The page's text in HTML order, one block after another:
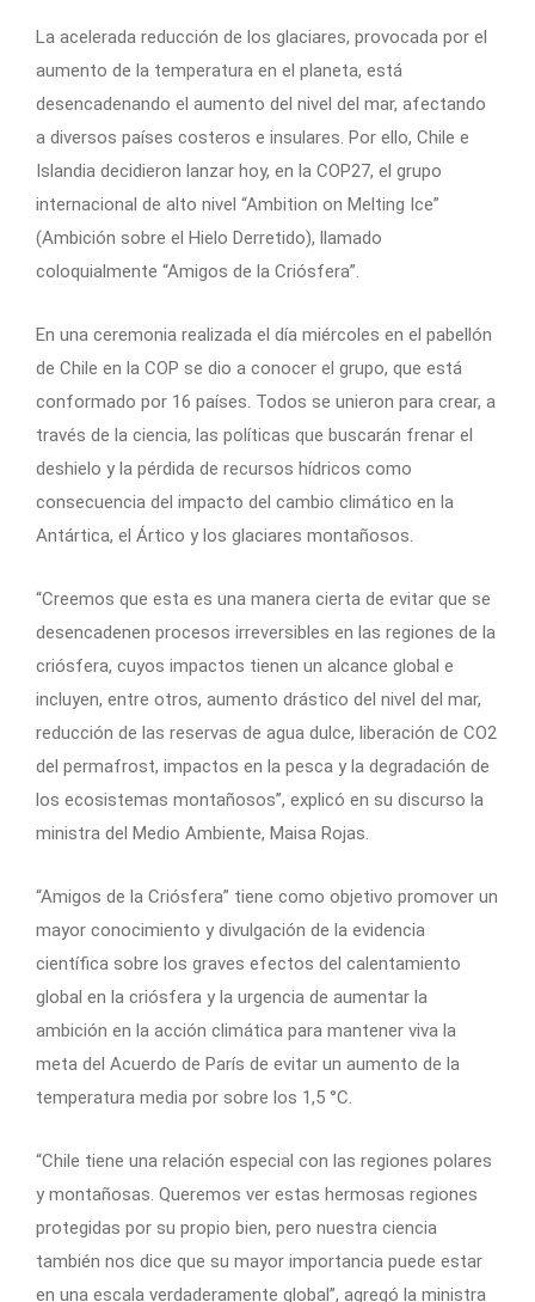
La acelerada reducción de los glaciares, provocada por el
aumento de la temperatura en el planeta, está
desencadenando el aumento del nivel del mar, afectando
a diversos países costeros e insulares. Por ello, Chile e
Islandia decidieron lanzar hoy, en la COP27, el grupo
internacional de alto nivel “Ambition on Melting Ice”
(Ambición sobre el Hielo Derretido), llamado
coloquialmente “Amigos de la Criósfera”.
En una ceremonia realizada el día miércoles en el pabellón
de Chile en la COP se dio a conocer el grupo, que está
conformado por 16 países. Todos se unieron para crear, a
través de la ciencia, las políticas que buscarán frenar el
deshielo y la pérdida de recursos hídricos como
consecuencia del impacto del cambio climático en la
Antártica, el Ártico y los glaciares montañosos.
“Creemos que esta es una manera cierta de evitar que se
desencadenen procesos irreversibles en las regiones de la
criósfera, cuyos impactos tienen un alcance global e
incluyen, entre otros, aumento drástico del nivel del mar,
reducción de las reservas de agua dulce, liberación de CO2
del permafrost, impactos en la pesca y la degradación de
los ecosistemas montañosos”, explicó en su discurso la
ministra del Medio Ambiente, Maisa Rojas.
“Amigos de la Criósfera” tiene como objetivo promover un
mayor conocimiento y divulgación de la evidencia
científica sobre los graves efectos del calentamiento
global en la criósfera y la urgencia de aumentar la
ambición en la acción climática para mantener viva la
meta del Acuerdo de París de evitar un aumento de la
temperatura media por sobre los 1,5 °C.
“Chile tiene una relación especial con las regiones polares
y montañosas. Queremos ver estas hermosas regiones
protegidas por su propio bien, pero nuestra ciencia
también nos dice que su mayor importancia puede estar
en una escala verdaderamente global”, agregó la ministra